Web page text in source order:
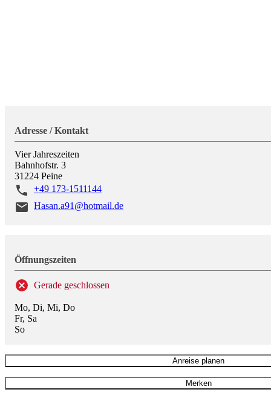
Adresse / Kontakt
Vier Jahreszeiten
Bahnhofstr. 3
31224 Peine
+49 173-1511144
Hasan.a91@hotmail.de
Öffnungszeiten
Gerade geschlossen
Mo, Di, Mi, Do
Fr, Sa
So
Anreise planen
Merken